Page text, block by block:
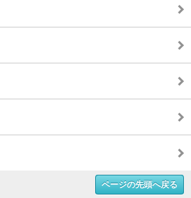
ページの先頭へ戻る